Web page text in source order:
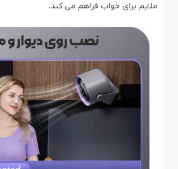
ملایم برای خواب فراهم می کند.